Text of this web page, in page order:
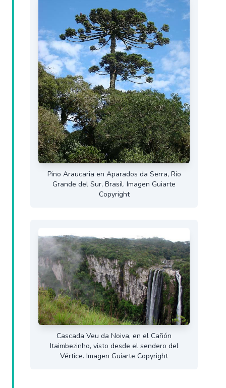
Pino Araucaria en Aparados da Serra, Rio
Grande del Sur, Brasil. Imagen Guiarte
Copyright
Cascada Veu da Noiva, en el Cañón
Itaimbezinho, visto desde el sendero del
Vértice. Imagen Guiarte Copyright